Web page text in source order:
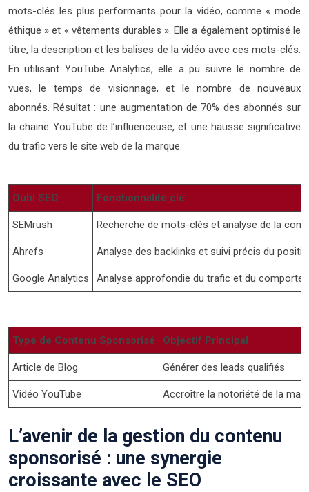
mots-clés les plus performants pour la vidéo, comme « mode
éthique » et « vêtements durables ». Elle a également optimisé le
titre, la description et les balises de la vidéo avec ces mots-clés.
En utilisant YouTube Analytics, elle a pu suivre le nombre de
vues, le temps de visionnage, et le nombre de nouveaux
abonnés. Résultat : une augmentation de 70% des abonnés sur
la chaine YouTube de l’influenceuse, et une hausse significative
du trafic vers le site web de la marque.
Outil SEO Fonctionnalité clé
SEMrush Recherche de mots-clés et analyse de la
Ahrefs Analyse des backlinks et suivi précis du
Google Analytics Analyse approfondie du trafic et du
Type de Contenu Sponsorisé Objectif Principal
Article de Blog Générer des leads qualifiés
Vidéo YouTube Accroître la notoriété de la
L’avenir de la gestion du contenu
sponsorisé : une synergie
croissante avec le SEO